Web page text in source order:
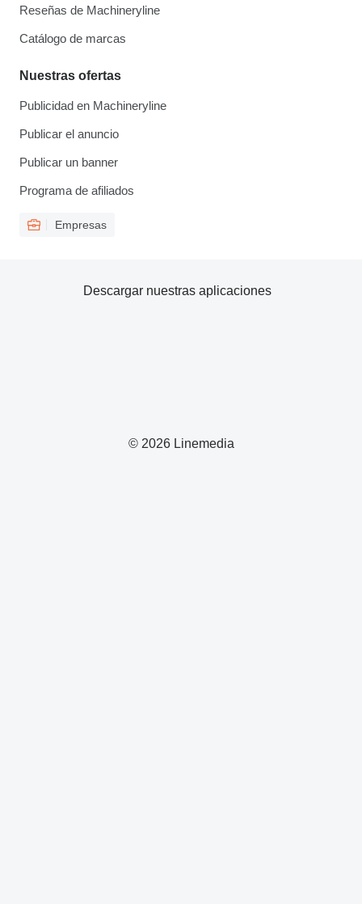
Reseñas de Machineryline
Catálogo de marcas
Nuestras ofertas
Publicidad en Machineryline
Publicar el anuncio
Publicar un banner
Programa de afiliados
Empresas
© 2026 Linemedia
Descargar nuestras aplicaciones